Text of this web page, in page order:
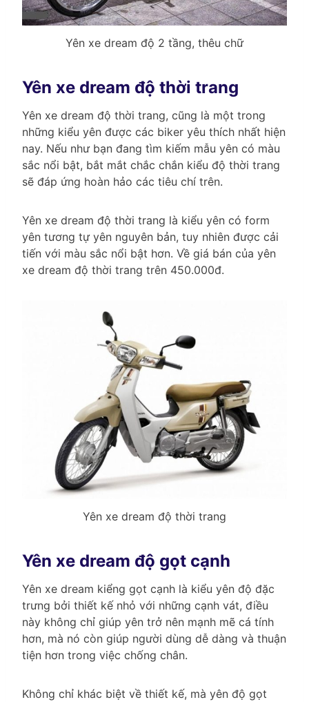
Yên xe dream độ 2 tầng, thêu chữ
Yên xe dream độ thời trang
Yên xe dream độ thời trang, cũng là một trong
những kiểu yên được các biker yêu thích nhất hiện
nay. Nếu như bạn đang tìm kiếm mẫu yên có màu
sắc nổi bật, bắt mắt chắc chắn kiểu độ thời trang
sẽ đáp ứng hoàn hảo các tiêu chí trên.
Yên xe dream độ thời trang là kiểu yên có form
yên tương tự yên nguyên bản, tuy nhiên được cải
tiến với màu sắc nổi bật hơn. Về giá bán của yên
xe dream độ thời trang trên 450.000đ.
Yên xe dream độ thời trang
Yên xe dream độ gọt cạnh
Yên xe dream kiểng gọt cạnh là kiểu yên độ đặc
trưng bởi thiết kế nhỏ với những cạnh vát, điều
này không chỉ giúp yên trở nên mạnh mẽ cá tính
hơn, mà nó còn giúp người dùng dễ dàng và thuận
tiện hơn trong việc chống chân.
Không chỉ khác biệt về thiết kế, mà yên độ gọt